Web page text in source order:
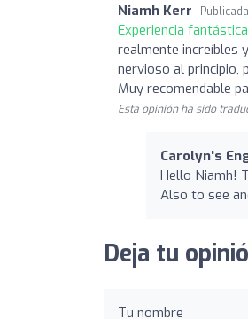
Niamh Kerr
Experiencia
realmente increíbles
nervioso al principio,
Muy recomendable
Esta opinión ha sido
Carolyn's
Hello Niamh!
Also to see
Deja tu
Tu nombre